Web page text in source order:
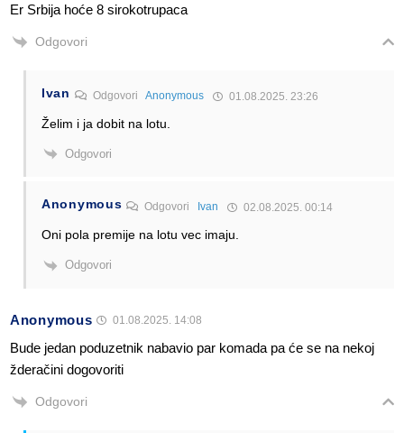
Er Srbija hoće 8 sirokotrupaca
Odgovori
Ivan Odgovori Anonymous 01.08.2025. 23:26
Želim i ja dobit na lotu.
Odgovori
Anonymous Odgovori Ivan 02.08.2025. 00:14
Oni pola premije na lotu vec imaju.
Odgovori
Anonymous 01.08.2025. 14:08
Bude jedan poduzetnik nabavio par komada pa će se na nekoj
žderačini dogovoriti
Odgovori